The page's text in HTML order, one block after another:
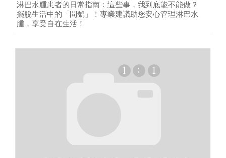
淋巴水腫患者的日常指南：這些事，我到底能不能做？
擺脫生活中的「問號」！專業建議助您安心管理淋巴水
腫，享受自在生活！